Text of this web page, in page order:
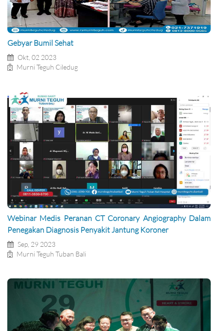
Gebyar Bumil Sehat
Okt, 02 2023
Murni Teguh Ciledug
Webinar Medis Peranan CT Coronary Angiography Dalam
Penegakan Diagnosis Penyakit Jantung Koroner
Sep, 29 2023
Murni Teguh Tuban Bali